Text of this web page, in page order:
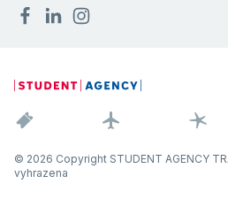
© 2026 Copyright STUDENT AGENCY
vyhrazena